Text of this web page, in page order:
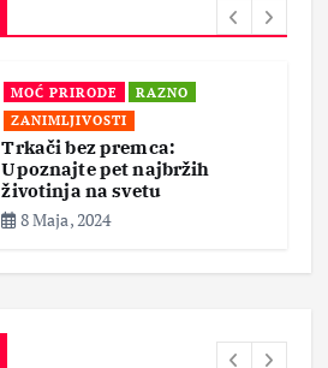
MOĆ PRIRODE
RAZNO
ZANIMLJIVOSTI
Trkači bez premca:
Upoznajte pet najbržih
životinja na svetu
8 Maja, 2024